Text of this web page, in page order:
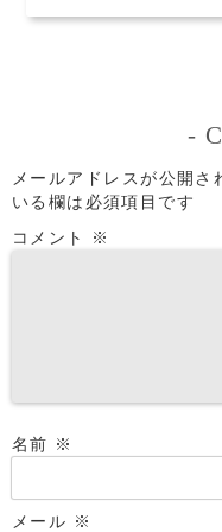
-
メールアドレスが公開さ
いる欄は必須項目です
コメント
※
名前 ※
メール ※